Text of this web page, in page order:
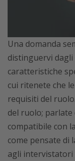
Una domanda
distinguervi
caratteristiche
cui ritenete che
requisiti del
del ruolo;
compatibile con
come pensate di
agli intervistatori